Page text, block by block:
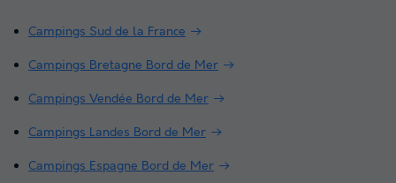
Campings Sud de la France
Campings Bretagne Bord de Mer
Campings Vendée Bord de Mer
Campings Landes Bord de Mer
Campings Espagne Bord de Mer